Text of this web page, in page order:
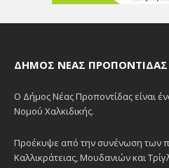
ΔΉΜΟΣ ΝΈΑΣ ΠΡΟΠΟΝΤΊΔΑΣ
Ο Δήμος Νέας Προποντίδας είναι
Νομού Χαλκιδικής.
Προέκυψε από την συνένωση των
Καλλικράτειας, Μουδανιών και